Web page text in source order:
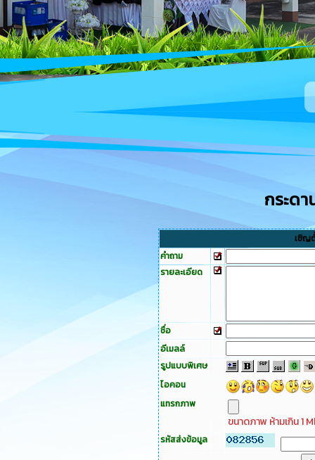
กระด
เชิญ
คำถาม
รายละเอียด
ชื่อ
อีเมลล์
รูปแบบพิเศษ
ไอคอน
แทรกภาพ
ขนาดภาพ ห้ามเกิน 1
รหัสส่งข้อมูล